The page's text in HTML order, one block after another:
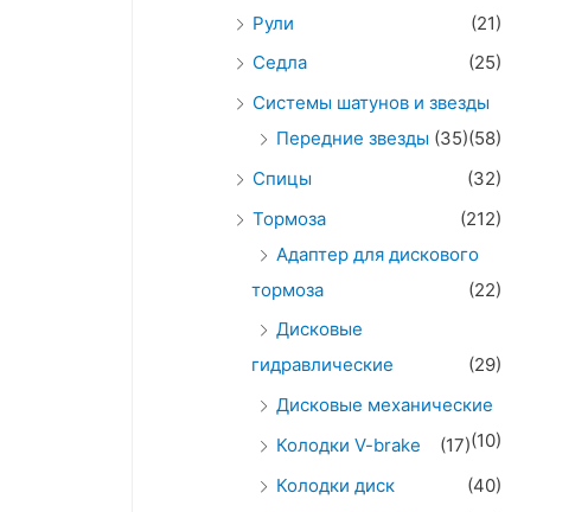
Рули
(21)
Седла
(25)
Системы шатунов и звезды
(58)
Передние звезды (35)
Спицы
(32)
Тормоза
(212)
Адаптер для дискового
тормоза
(22)
Дисковые
гидравлические
(29)
Дисковые механические
(10)
Колодки V-brake
(17)
Колодки диск
(40)